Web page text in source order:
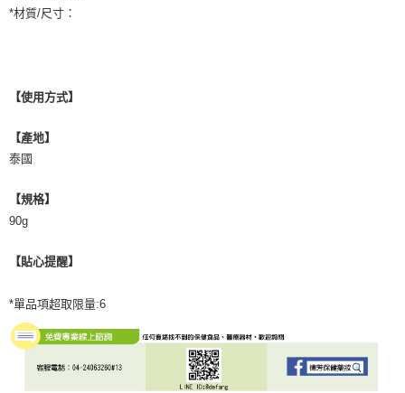
*材質/尺寸：
【使用方式】
【產地】
泰國
【規格】
90g
【貼心提醒】
*單品項超取限量:6